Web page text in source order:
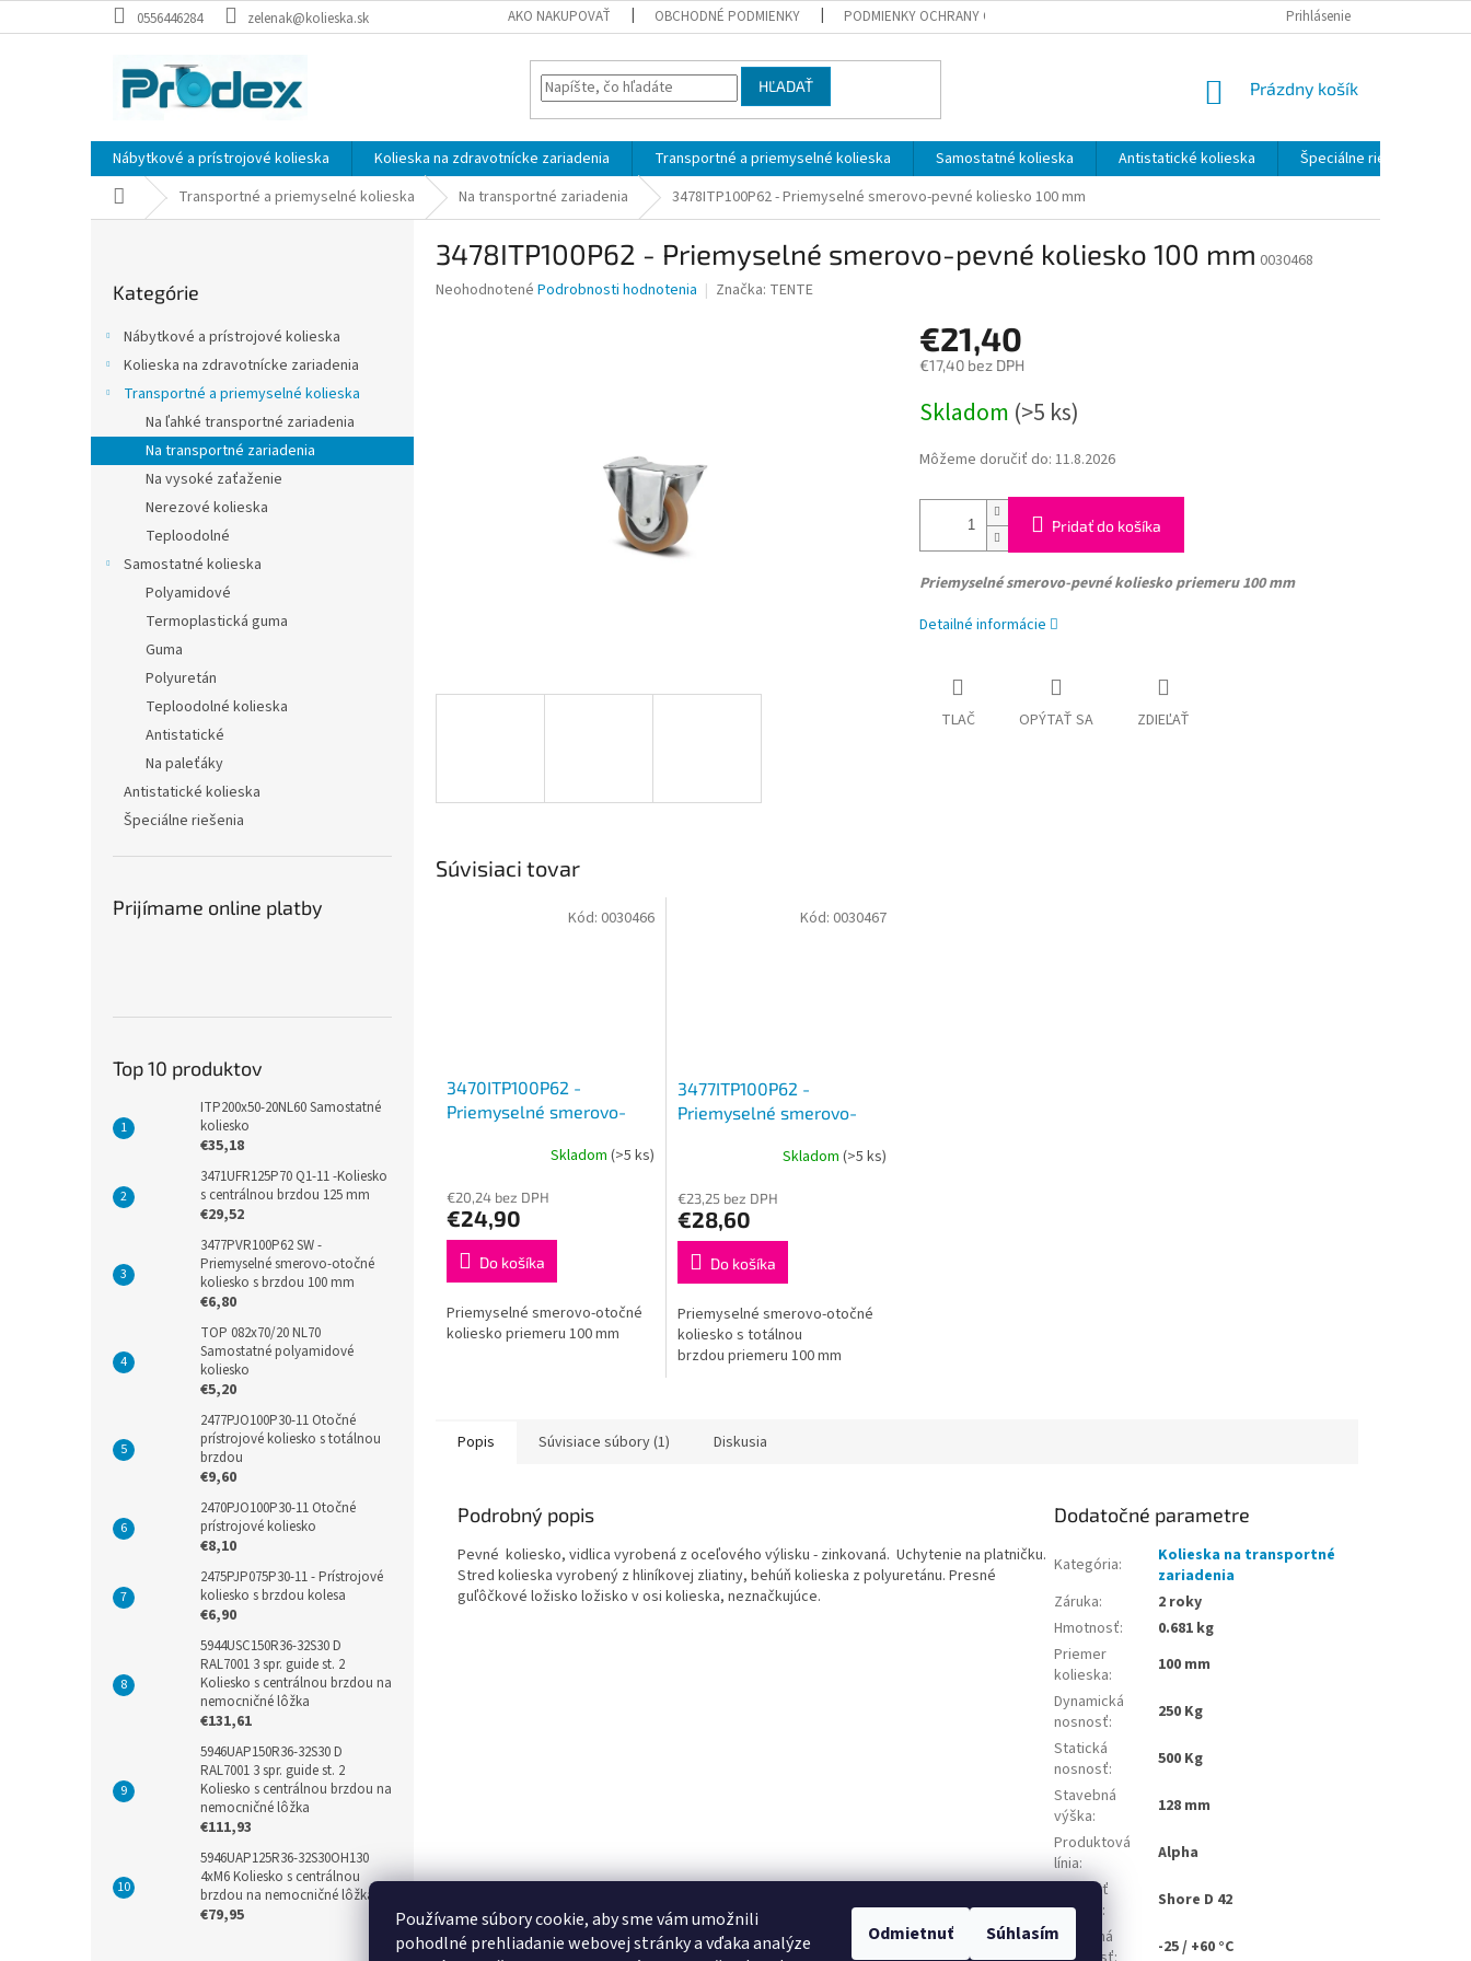
Používame súbory cookie, aby sme vám umožnili
pohodlné prehliadanie webovej stránky a vďaka analýze
Odmietnuť Súhlasím
na
0556446284 zelenak@kolieska.sk AKO NAKUPOVAŤ OBCHODNÉ PODMIENKY PODMIENKY OCHRANY OSOBNÝCH ÚDAJOV ODSTÚPENIE OD ZMLUVY - FORMULÁR
Prihlásenie
HĽADAŤ
NÁKUPNÝ
Prázdny košík
Nábytkové a prístrojové kolieska Kolieska na zdravotnícke zariadenia Transportné a priemyselné kolieska Samostatné kolieska Antistatické kolieska Špeciálne riešenia
Domov Transportné a priemyselné kolieska Na transportné zariadenia 3478ITP100P62 - Priemyselné smerovo-pevné koliesko 100 mm
kategórie
Kategórie
Nábytkové a prístrojové kolieska
Kolieska na zdravotnícke zariadenia
Transportné a priemyselné kolieska
Na ľahké transportné zariadenia
Na transportné zariadenia
Na vysoké zaťaženie
Nerezové kolieska
Teploodolné
Samostatné kolieska
Polyamidové
Termoplastická guma
Guma
Polyuretán
Teploodolné kolieska
Antistatické
Na paleťáky
Antistatické kolieska
Špeciálne riešenia
Prijímame online platby
Top 10 produktov
ITP200x50-20NL60 Samostatné
koliesko
€35,18
3471UFR125P70 Q1-11 -Koliesko
s centrálnou brzdou 125 mm
€29,52
3477PVR100P62 SW -
Priemyselné smerovo-otočné
koliesko s brzdou 100 mm
€6,80
TOP 082x70/20 NL70
Samostatné polyamidové
koliesko
€5,20
2477PJO100P30-11 Otočné
prístrojové koliesko s totálnou
brzdou
€9,60
2470PJO100P30-11 Otočné
prístrojové koliesko
€8,10
2475PJP075P30-11 - Prístrojové
koliesko s brzdou kolesa
€6,90
5944USC150R36-32S30 D
RAL7001 3 spr. guide st. 2
Koliesko s centrálnou brzdou na
nemocničné lôžka
€131,61
5946UAP150R36-32S30 D
RAL7001 3 spr. guide st. 2
Koliesko s centrálnou brzdou na
nemocničné lôžka
€111,93
5946UAP125R36-32S30OH130
4xM6 Koliesko s centrálnou
brzdou na nemocničné lôžka
€79,95
3478ITP100P62 - Priemyselné smerovo-pevné koliesko 100 mm 0030468
Priemerné
Neohodnotené Podrobnosti hodnotenia Značka: TENTE
€21,40
€17,40 bez DPH
cena:
Skladom (>5 ks)
Môžeme doručiť do: 11.8.2026
Pridať do košíka
Priemyselné smerovo-pevné kolieskopriemeru 100 mm
Detailné informácie
TLAČ OPÝTAŤ SA ZDIEĽAŤ
Súvisiaci tovar
3470ITP100P62 -
Priemyselné smerovo-
Skladom (>5 ks)
€20,24 bez DPH
€24,90
Do košíka
Priemyselné smerovo-otočné
koliesko priemeru 100 mm
Kód: 0030466
3477ITP100P62 -
Priemyselné smerovo-
Skladom (>5 ks)
€23,25 bez DPH
€28,60
Do košíka
Priemyselné smerovo-otočné
koliesko s totálnou
brzdou priemeru 100 mm
Kód: 0030467
Popis Súvisiace súbory (1) Diskusia
Podrobný popis
Pevné koliesko, vidlica vyrobená z oceľového výlisku - zinkovaná. Uchytenie na platničku.
Stred kolieska vyrobený z hliníkovej zliatiny, behúň kolieska z polyuretánu. Presné
guľôčkové ložisko ložisko v osi kolieska, neznačkujúce.
Dodatočné parametre
Kategória:
Kolieska na transportné
zariadenia
Záruka:
2 roky
Hmotnosť:
0.681 kg
Priemer
kolieska:
100 mm
Dynamická
nosnosť:
250 Kg
Statická
nosnosť:
500 Kg
Stavebná
výška:
128 mm
Produktová
línia:
Alpha
Tvrdosť
behúňa :
Shore D 42
Teplotná
-25 / +60 °C